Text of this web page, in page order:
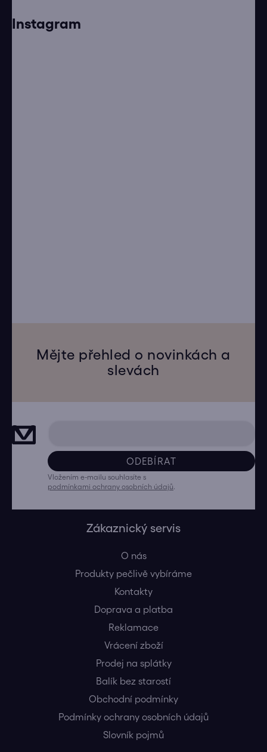
Instagram
Mějte přehled o novinkách a
slevách
ODEBÍRAT
Vložením e-mailu souhlasíte s
podmínkami ochrany osobních údajů
Zákaznický servis
O nás
Produkty pečlivě vybíráme
Kontakty
Doprava a platba
Reklamace
Vrácení zboží
Prodej na splátky
Balík bez starostí
Obchodní podmínky
Podmínky ochrany osobních údajů
Slovník pojmů